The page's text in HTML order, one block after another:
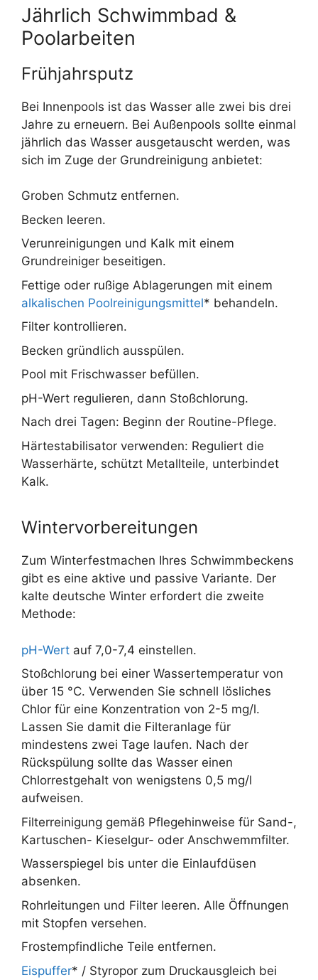
Jährlich Schwimmbad &
Poolarbeiten
Frühjahrsputz
Bei Innenpools ist das Wasser alle zwei bis drei
Jahre zu erneuern. Bei Außenpools sollte einmal
jährlich das Wasser ausgetauscht werden, was
sich im Zuge der Grundreinigung anbietet:
Groben Schmutz entfernen.
Becken leeren.
Verunreinigungen und Kalk mit einem
Grundreiniger beseitigen.
Fettige oder rußige Ablagerungen mit einem
alkalischen Poolreinigungsmittel* behandeln.
Filter kontrollieren.
Becken gründlich ausspülen.
Pool mit Frischwasser befüllen.
pH-Wert regulieren, dann Stoßchlorung.
Nach drei Tagen: Beginn der Routine-Pflege.
Härtestabilisator verwenden: Reguliert die
Wasserhärte, schützt Metallteile, unterbindet
Kalk.
Wintervorbereitungen
Zum Winterfestmachen Ihres Schwimmbeckens
gibt es eine aktive und passive Variante. Der
kalte deutsche Winter erfordert die zweite
Methode:
pH-Wert auf 7,0-7,4 einstellen.
Stoßchlorung bei einer Wassertemperatur von
über 15 °C. Verwenden Sie schnell lösliches
Chlor für eine Konzentration von 2-5 mg/l.
Lassen Sie damit die Filteranlage für
mindestens zwei Tage laufen. Nach der
Rückspülung sollte das Wasser einen
Chlorrestgehalt von wenigstens 0,5 mg/l
aufweisen.
Filterreinigung gemäß Pflegehinweise für Sand-,
Kartuschen- Kieselgur- oder Anschwemmfilter.
Wasserspiegel bis unter die Einlaufdüsen
absenken.
Rohrleitungen und Filter leeren. Alle Öffnungen
mit Stopfen versehen.
Frostempfindliche Teile entfernen.
Eispuffer* / Styropor zum Druckausgleich bei